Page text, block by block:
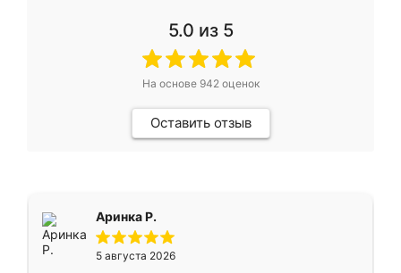
5.0 из 5
На основе 942оценок
Оставить отзыв
Аринка Р.
5 августа 2026